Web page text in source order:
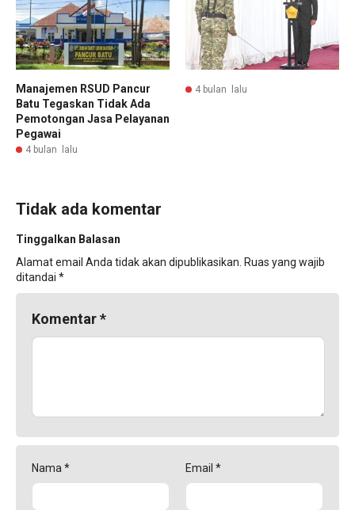
Manajemen RSUD Pancur
Batu Tegaskan Tidak Ada
Pemotongan Jasa Pelayanan
Pegawai
4 bulan lalu
4 bulan lalu
Tidak ada komentar
Tinggalkan Balasan
Alamat email Anda tidak akan dipublikasikan. Ruas yang wajib
ditandai *
Komentar*
Nama * Email *